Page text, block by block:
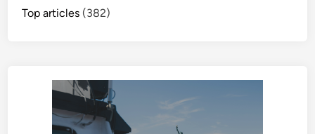
Top articles (382)